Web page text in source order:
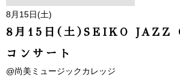
8月15日(土)
8月15日(土)SEIKO JAZZ
コンサート
@尚美ミュージックカレッジ